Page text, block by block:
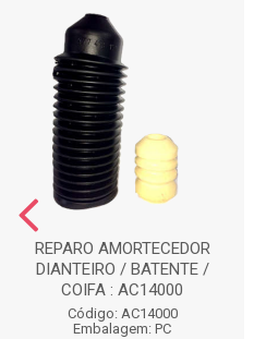
REPARO AMORTECEDOR
DIANTEIRO / BATENTE /
COIFA : AC14000
Código: AC14000
Embalagem: PC